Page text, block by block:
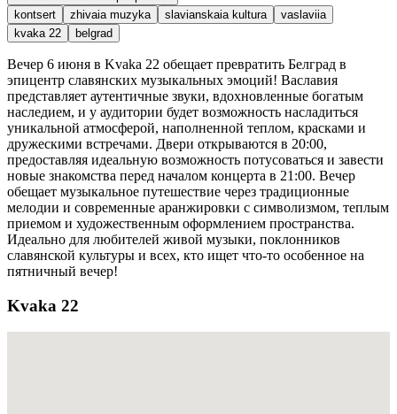
kontsert
zhivaia muzyka slavianskaia kultura
vaslaviia
kvaka 22
belgrad
Вечер 6 июня в Kvaka 22 обещает превратить Белград в
эпицентр славянских музыкальных эмоций! Ваславия
представляет аутентичные звуки, вдохновленные богатым
наследием, и у аудитории будет возможность насладиться
уникальной атмосферой, наполненной теплом, красками и
дружескими встречами. Двери открываются в 20:00,
предоставляя идеальную возможность потусоваться и завести
новые знакомства перед началом концерта в 21:00. Вечер
обещает музыкальное путешествие через традиционные
мелодии и современные аранжировки с символизмом, теплым
приемом и художественным оформлением пространства.
Идеально для любителей живой музыки, поклонников
славянской культуры и всех, кто ищет что-то особенное на
пятничный вечер!
Kvaka 22